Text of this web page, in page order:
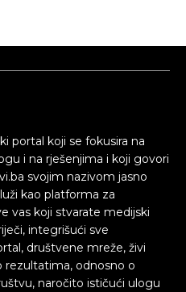
portal koji se fokusira na
i na rješenjima i koji govori
svojim nazivom jasno
kao platforma za
vas koji stvarate medijski
integrišući sve
društvene mreže, živi
rezultatima, odnosno o
naročito ističući ulogu